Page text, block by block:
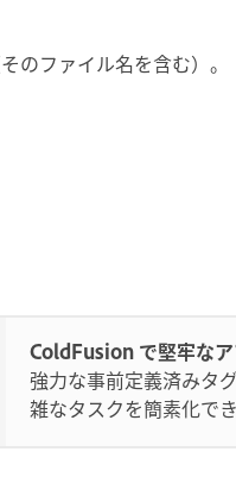
のファイル名を含む）。
ColdFusion で堅牢な
強力な事前定義済みタ
雑なタスクを簡素化でき